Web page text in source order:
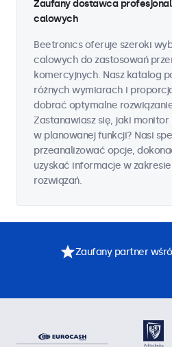
Zaufany dostawca
calowych
Beetronics oferuje szeroki
calowych do zastosowań
komercyjnych. Nasz katalog
różnych wymiarach i
dobrać optymalne
Zastanawiasz się, jaki
w planowanej funkcji? Nasi
przeanalizować opcje,
uzyskać informacje w
rozwiązań.
Zaufany partner